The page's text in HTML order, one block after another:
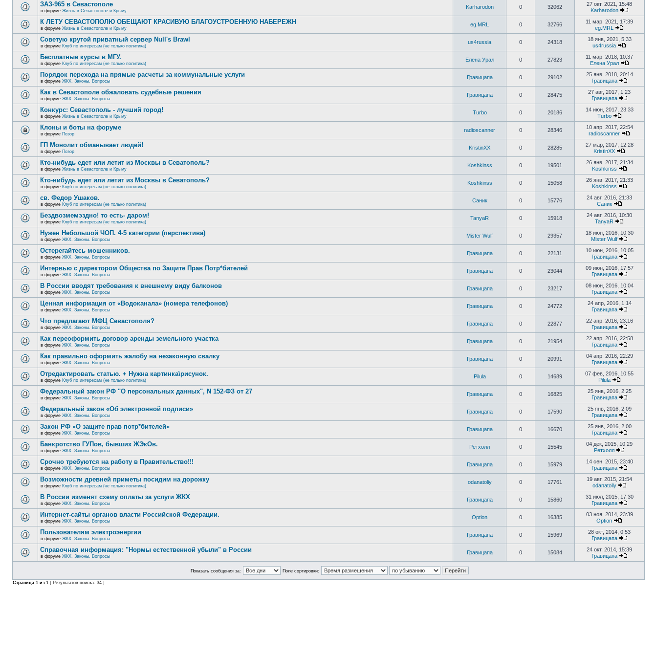
ЗАЗ-965 в Севастополе
в форуме Жизнь в Севастополе и Крыму
Karharodon 0 32062
27 окт, 2021, 15:48
Karharodon
К ЛЕТУ СЕВАСТОПОЛЮ ОБЕЩАЮТ КРАСИВУЮ БЛАГОУСТРОЕННУЮ НАБЕРЕЖН
в форуме Жизнь в Севастополе и Крыму
eg.MRL 0 32766
11 мар, 2021, 17:39
eg.MRL
Советую крутой приватный сервер Null's Brawl
в форуме Клуб по интересам (не только политика)
us4russia 0 24318
18 янв, 2021, 5:33
us4russia
Бесплатные курсы в МГУ.
в форуме Клуб по интересам (не только политика)
Елена Урал 0 27823
11 мар, 2018, 10:37
Елена Урал
Порядок перехода на прямые расчеты за коммунальные услуги
в форуме ЖКХ. Законы. Вопросы
Гравицапа 0 29102
25 янв, 2018, 20:14
Гравицапа
Как в Севастополе обжаловать судебные решения
в форуме ЖКХ. Законы. Вопросы
Гравицапа 0 28475
27 авг, 2017, 1:23
Гравицапа
Конкурс: Севастополь - лучший город!
в форуме Жизнь в Севастополе и Крыму
Turbo 0 20186
14 июн, 2017, 23:33
Turbo
Клоны и боты на форуме
в форуме Позор
radioscanner 0 28346
10 апр, 2017, 22:54
radioscanner
ГП Монолит обманывает людей!
в форуме Позор
KristinXX 0 28285
27 мар, 2017, 12:28
KristinXX
Кто-нибудь едет или летит из Москвы в Севатополь?
в форуме Жизнь в Севастополе и Крыму
Koshkinss 0 19501
26 янв, 2017, 21:34
Koshkinss
Кто-нибудь едет или летит из Москвы в Севатополь?
в форуме Клуб по интересам (не только политика)
Koshkinss 0 15058
26 янв, 2017, 21:33
Koshkinss
св. Федор Ушаков.
в форуме Клуб по интересам (не только политика)
Саник 0 15776
24 авг, 2016, 21:33
Саник
Бездвозмемэздно! то есть- даром!
в форуме Клуб по интересам (не только политика)
TanyaR 0 15918
24 авг, 2016, 10:30
TanyaR
Нужен Небольшой ЧОП. 4-5 категории (перспектива)
в форуме ЖКХ. Законы. Вопросы
Mister Wulf 0 29357
18 июн, 2016, 10:30
Mister Wulf
Остерегайтесь мошенников.
в форуме ЖКХ. Законы. Вопросы
Гравицапа 0 22131
10 июн, 2016, 10:05
Гравицапа
Интервью с директором Общества по Защите Прав Потр*бителей
в форуме ЖКХ. Законы. Вопросы
Гравицапа 0 23044
09 июн, 2016, 17:57
Гравицапа
В России вводят требования к внешнему виду балконов
в форуме ЖКХ. Законы. Вопросы
Гравицапа 0 23217
08 июн, 2016, 10:04
Гравицапа
Ценная информация от «Водоканала» (номера телефонов)
в форуме ЖКХ. Законы. Вопросы
Гравицапа 0 24772
24 апр, 2016, 1:14
Гравицапа
Что предлагают МФЦ Севастополя?
в форуме ЖКХ. Законы. Вопросы
Гравицапа 0 22877
22 апр, 2016, 23:16
Гравицапа
Как переоформить договор аренды земельного участка
в форуме ЖКХ. Законы. Вопросы
Гравицапа 0 21954
22 апр, 2016, 22:58
Гравицапа
Как правильно оформить жалобу на незаконную свалку
в форуме ЖКХ. Законы. Вопросы
Гравицапа 0 20991
04 апр, 2016, 22:29
Гравицапа
Отредактировать статью. + Нужна картинка\рисунок.
в форуме Клуб по интересам (не только политика)
Pilula 0 14689
07 фев, 2016, 10:55
Pilula
Федеральный закон РФ "О персональных данных", N 152-ФЗ от 27
в форуме ЖКХ. Законы. Вопросы
Гравицапа 0 16825
25 янв, 2016, 2:25
Гравицапа
Федеральный закон «Об электронной подписи»
в форуме ЖКХ. Законы. Вопросы
Гравицапа 0 17590
25 янв, 2016, 2:09
Гравицапа
Закон РФ «О защите прав потр*бителей»
в форуме ЖКХ. Законы. Вопросы
Гравицапа 0 16670
25 янв, 2016, 2:00
Гравицапа
Банкротство ГУПов, бывших ЖЭкОв.
в форуме ЖКХ. Законы. Вопросы
Ретхолл 0 15545
04 дек, 2015, 10:29
Ретхолл
Срочно требуются на работу в Правительство!!!
в форуме ЖКХ. Законы. Вопросы
Гравицапа 0 15979
14 сен, 2015, 23:40
Гравицапа
Возможности древней приметы посидим на дорожку
в форуме Клуб по интересам (не только политика)
odanatoliy 0 17761
19 авг, 2015, 21:54
odanatoliy
В России изменят схему оплаты за услуги ЖКХ
в форуме ЖКХ. Законы. Вопросы
Гравицапа 0 15860
31 июл, 2015, 17:30
Гравицапа
Интернет-сайты органов власти Российской Федерации.
в форуме ЖКХ. Законы. Вопросы
Option 0 16385
03 ноя, 2014, 23:39
Option
Пользователям электроэнергии
в форуме ЖКХ. Законы. Вопросы
Гравицапа 0 15969
28 окт, 2014, 0:53
Гравицапа
Справочная информация: "Нормы естественной убыли" в России
в форуме ЖКХ. Законы. Вопросы
Гравицапа 0 15084
24 окт, 2014, 15:39
Гравицапа
Показать сообщения за: Поле сортировки:
Страница 1 из 1 [ Результатов поиска: 34 ]